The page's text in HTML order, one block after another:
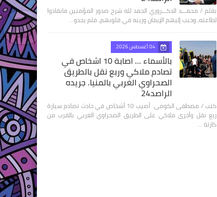
بقلم / محمـــد الدكـــروري الحمد لله شرح صدور المؤمنين فانقادوا
لطاعته، وحبب إليهم الإيمان وزينه في قلوبهم، فلم يجدو…
04 أغسطس 2026
بالأسماء ... اصابة 10 اشخاص في
تصادم ملاكي وربع نقل بالطريق
الصحراوي الغربي بالمنيا. جريده
الراصد24
كتب / مصطفى الكومى أصيب 10 أشخاص في حادث تصادم سيارة
ربع نقل وأخرى ملاكي على الطريق الصحراوي الغربي بالقرب من
كارتة …